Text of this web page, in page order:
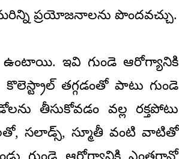
ప్ర‌యోజ‌నాల‌ను పొంద‌వ‌చ్చు.
ఉంటాయి. ఇవి గుండె ఆరోగ్యానికి
త‌గ్గ‌డంతో పాటు గుండె
తీసుకోవ‌డం వ‌ల్ల ర‌క్త‌పోటు
స‌లాడ్స్, స్మూతీ వంటి వాటితో
గుండె ఆరోగ్యానికి ఎంత‌గానో